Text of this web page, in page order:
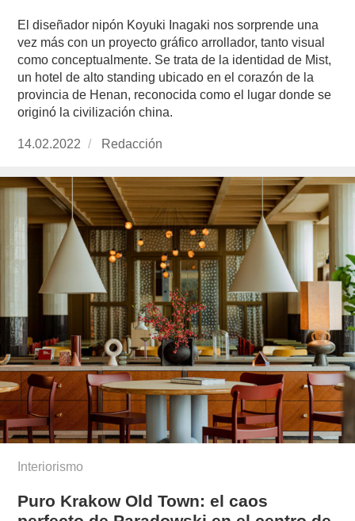
El diseñador nipón Koyuki Inagaki nos sorprende una
vez más con un proyecto gráfico arrollador, tanto visual
como conceptualmente. Se trata de la identidad de Mist,
un hotel de alto standing ubicado en el corazón de la
provincia de Henan, reconocida como el lugar donde se
originó la civilización china.
Publicado
14.02.2022 https://www.experimenta.es/author/redaccion/
Redacción
Interiorismo
Puro Krakow Old Town: el caos